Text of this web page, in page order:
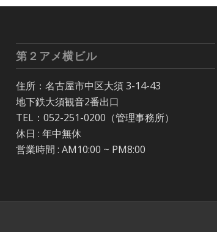
第２アメ横ビル
住所：名古屋市中区大須 3-14-43
地下鉄大須観音2番出口
TEL：052-251-0200（管理事務所）
休日 : 年中無休
営業時間 : AM10:00 ~ PM8:00